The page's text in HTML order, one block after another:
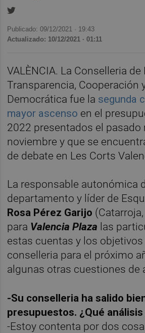
Publicado: 09/12/2021 · 19:43
Actualizado: 10/12/2021 · 01:11
VALÈNCIA. La Conselleria
Transparencia, Cooperación
Democrática fue la segunda
mayor ascenso en el
2022 presentados el pasado
noviembre y que se
de debate en Les Corts
La responsable autonómica
departamento y líder de
Rosa Pérez Garijo
para Valencia Plaza las
estas cuentas y los objetivos
conselleria para el próximo
algunas otras cuestiones de
-Su conselleria ha salido
presupuestos. ¿Qué análisis
-Estoy contenta por dos